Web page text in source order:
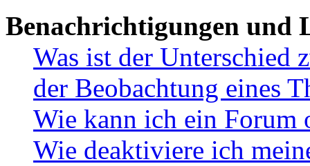
Benachrichtigungen und
Was ist der Unterschied
der Beobachtung eines
Wie kann ich ein Forum
Wie deaktiviere ich